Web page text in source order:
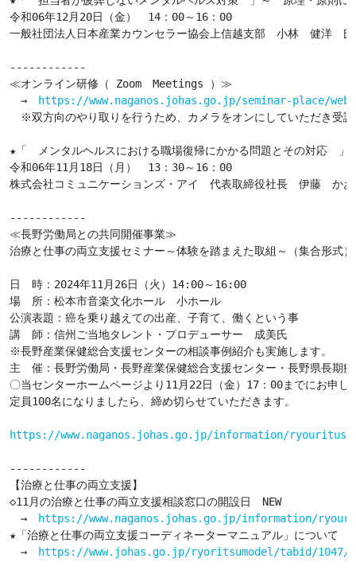
令和06年12月20日（金）　14：00～16：00
一般社団法人日本産業カウンセラー協会上信越支部　小林　健洋　氏
------------
≪オンライン研修（ Zoom　Meetings ）≫
→
https://www.naganos.johas.go.jp/seminar-place/web-
※双方向のやり取りを行うため、カメラをオンにしていただき受
★「　メンタルヘルスにおける職場復帰にかかる問題とその対応　
令和06年11月18日（月）　13：30～16：00
株式会社コミュニケーションズ・アイ　代表取締役社長　伊藤　か
------------
≪長野労働局との共同開催事業≫
治療と仕事の両立支援セミナー～体験を踏まえた取組～（集合形式
日　時：2024年11月26日（火）14:00～16:00
場　所：松本市音楽文化ホール　小ホール
公演表題：癌を乗り越えての出産、子育て、働くという事
講　師：信州ご当地タレント・プロデューサー　成美氏
※長野産業保健総合支援センターの相談事例紹介も実施します。
主　催：長野労働局・長野産業保健総合支援センター・長野県長期
〇当センターホームページより11月22日（金）17：00までにお申し
定員100名になりましたら、締め切らせていただきます。
https://www.naganos.johas.go.jp/information/
------------
【治療と仕事の両立支援】
◇11月の治療と仕事の両立支援相談窓口の開設日　NEW
→
https://www.naganos.johas.go.jp/information/
★「治療と仕事の両立支援コーディネーターマニュアル」について
→
https://www.johas.go.jp/ryoritsumodel/tabid/1047/